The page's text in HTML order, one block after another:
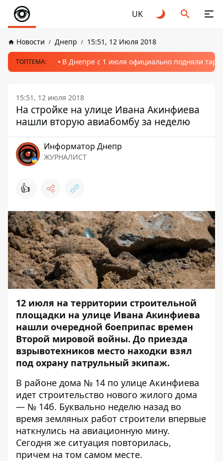
UK
Новости Днепр 15:51, 12 Июля 2018
ТОПТЕМА: В Днепре с 1 июля официально подняли
15:51, 12 июля 2018
На стройке на улице Ивана Акинфиева
нашли вторую авиабомбу за неделю
Информатор Днепр
ЖУРНАЛИСТ
👍
12 июля на территории строительной
площадки на улице Ивана Акинфиева
нашли очередной боеприпас времен
Второй мировой войны. До приезда
взрывотехников место находки взял
под охрану патрульный экипаж.
В районе дома № 14 по улице Акинфиева
идет строительство нового жилого дома
— № 14б. Буквально неделю назад во
время земляных работ строители впервые
наткнулись на авиационную мину.
Сегодня же ситуация повторилась,
причем на том самом месте.